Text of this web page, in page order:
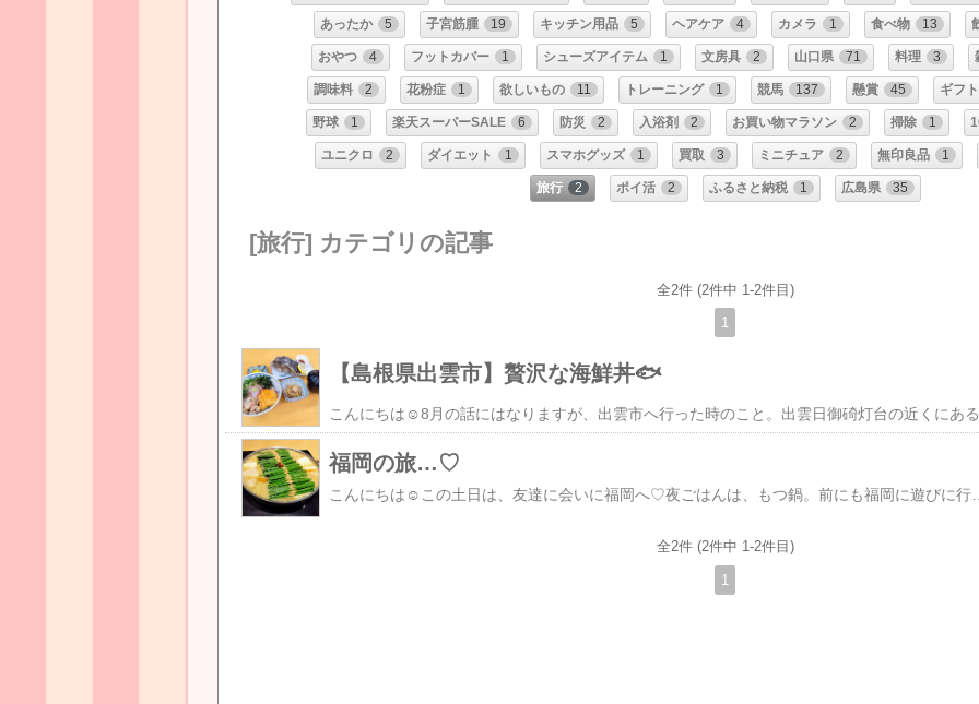
あったか 5 子宮筋腫 19 キッチン用品 5 ヘアケア 4 カメラ 1 食べ物 13
おやつ 4 フットカバー 1 シューズアイテム 1 文房具 2 山口県 71 料理 3
調味料 2 花粉症 1 欲しいもの 11 トレーニング 1 競馬 137 懸賞 45 ギフト
野球 1 楽天スーパーSALE 6 防災 2 入浴剤 2 お買い物マラソン 2 掃除 1
ユニクロ 2 ダイエット 1 スマホグッズ 1 買取 3 ミニチュア 2 無印良品 1
旅行 2 ポイ活 2 ふるさと納税 1 広島県 35
[旅行] カテゴリの記事
全2件 (2件中 1-2件目)
1
【島根県出雲市】贅沢な海鮮丼🐟
福岡の旅…♡
こんにちは☺この土日は、友達に会いに福岡へ♡夜ごはんは、もつ鍋。前にも福岡に遊びに行った時に、もつ鍋を食べようと思ったのですが、待ちがすごくて、断念したので、友達が予約してくれました。お店は、"一藤さん"おしゃれで、落ち着いた雰囲気のお店。接客も丁寧で、もつもプリッとしてて美味しい💕〆は、ちゃんぽん麺にしました。雑炊やお餅もありました！もつ鍋ができるまで、博多名物ごまカンパチもいただきました。【公式ショップ もつ鍋一藤】美味い もつ鍋お取り寄せ1位☆ 国産黒毛和牛もつ鍋 味噌味（2〜3人前） 九州 福岡 本場博多 お取り寄せグルメ 送料無料 もつなべ お昼には、光雲神社を参拝しました。黒田官兵衛と、その息子で初代福岡藩主の黒田長政公の御魂をお祀りしている神社。賽銭箱にお賽銭を入れると「鶴の鳴き声」が響き渡るのですが、初めて行ったので知らなくてビックリ！ランチは、kawara cafe＆dining。ソファ席でゆったりランチ♬混み合う前(11時過ぎぐらい)に行ったので、スムーズに座れました。お肉料理+お魚料理+野菜料理を堪能できる、贅沢3種盛り。この日のお肉料理は油淋鶏、お魚料理は鯖の竜田揚げ、野菜料理は、筑前煮。写真を撮り忘れましたが、プチスイーツとドリンクも付けました！セットで1,950円のランチです。福岡県は、観光スポットもグルメも良い場所がたくさんあるから、行きたい所がまだまだたくさん。また、ゆっくり旅行に行きたいと思います😌🔽旅行バッグは、こちらを愛用。・雨の日も安心！撥水加工・荷物が増えたら、底のファスナーで縦に広がる！anello アネロ トートバッグ ショルダーバッグ ボストンバッグ 2way レディース 機内持ち込み お土産 キャリーオン 撥水 雨の日 30L 大容量 旅行バッグ 出張 アウトドア 日帰り 斜め掛け 肩掛け 通勤 おしゃれ 大きめ ss10🔽荷物を減らすためにお泊まりセットは、こちら。・スキンケアはもちろん、シャンプーやトリートメントも付いてるから、コレ1つでOK！DHC スペシャルおとまりセット 1個 医薬部外品#福岡県#博多#旅行#もつ鍋#一藤#光雲神社#ランチ#観光#観光スポット#グルメ
全2件 (2件中 1-2件目)
1